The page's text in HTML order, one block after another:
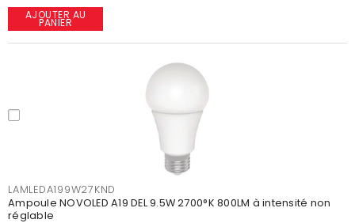
AJOUTER AU
PANIER
LAMLEDA199W27KND
Ampoule NOVOLED A19 DEL 9.5W 2700°K 800LM à intensité non
réglable